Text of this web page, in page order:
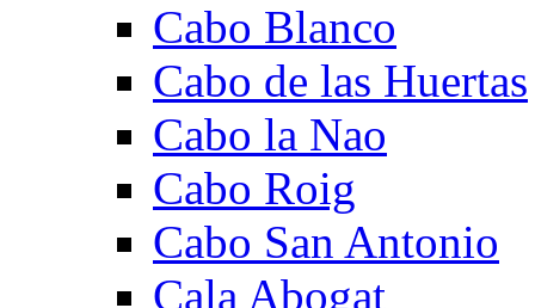
Cabo Blanco
Cabo de las Huertas
Cabo la Nao
Cabo Roig
Cabo San Antonio
Cala Abogat